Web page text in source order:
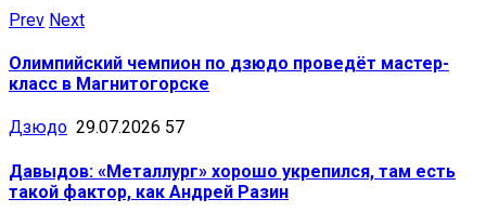
Prev Next
Олимпийский чемпион по дзюдо проведёт мастер-
класс в Магнитогорске
Дзюдо 29.07.2026 57
Давыдов: «Металлург» хорошо укрепился, там есть
такой фактор, как Андрей Разин